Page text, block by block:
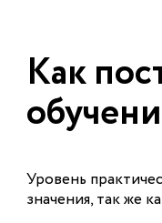
Как
Уровень
значения, так же